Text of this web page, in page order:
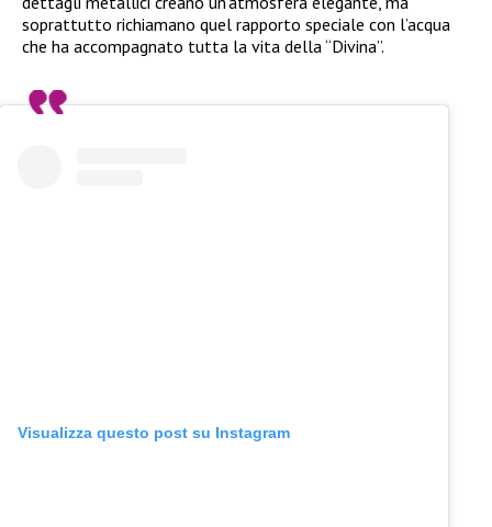
soprattutto richiamano quel rapporto speciale con l’acqua
che ha accompagnato tutta la vita della “Divina”.
Visualizza questo post su Instagram